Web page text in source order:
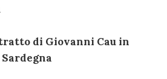
di Giovanni Cau in